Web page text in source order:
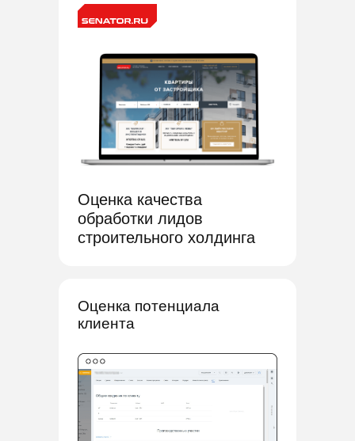
Оценка потенциала
клиента
Оценка качества
обработки лидов
строительного холдинга